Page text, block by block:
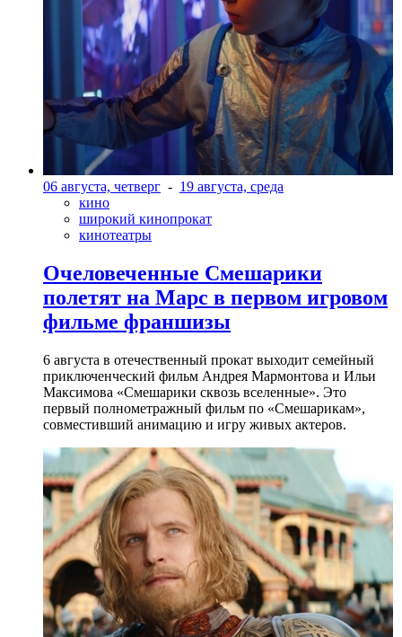
06 августа, четверг - 19 августа, среда
кино
широкий кинопрокат
кинотеатры
Очеловеченные Смешарики
полетят на Марс в первом игровом
фильме франшизы
6 августа в отечественный прокат выходит семейный
приключенческий фильм Андрея Мармонтова и Ильи
Максимова «Смешарики сквозь вселенные». Это
первый полнометражный фильм по «Смешарикам»,
совместивший анимацию и игру живых актеров.